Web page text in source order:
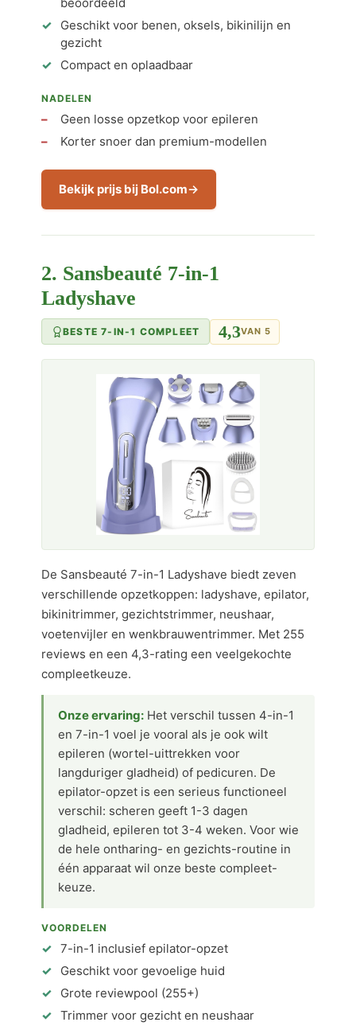
Geschikt voor benen, oksels, bikinilijn en
gezicht
Compact en oplaadbaar
NADELEN
Geen losse opzetkop voor epileren
Korter snoer dan premium-modellen
Bekijk prijs bij Bol.com
2. Sansbeauté 7-in-1
Ladyshave
BESTE 7-IN-1 COMPLEET 4,3VAN 5
De Sansbeauté 7-in-1 Ladyshave biedt zeven
verschillende opzetkoppen: ladyshave, epilator,
bikinitrimmer, gezichtstrimmer, neushaar,
voetenvijler en wenkbrauwentrimmer. Met 255
reviews en een 4,3-rating een veelgekochte
compleetkeuze.
Onze ervaring: Het verschil tussen 4-in-1
en 7-in-1 voel je vooral als je ook wilt
epileren (wortel-uittrekken voor
langduriger gladheid) of pedicuren. De
epilator-opzet is een serieus functioneel
verschil: scheren geeft 1-3 dagen
gladheid, epileren tot 3-4 weken. Voor wie
de hele ontharing- en gezichts-routine in
één apparaat wil onze beste compleet-
keuze.
VOORDELEN
7-in-1 inclusief epilator-opzet
Geschikt voor gevoelige huid
Grote reviewpool (255+)
Trimmer voor gezicht en neushaar